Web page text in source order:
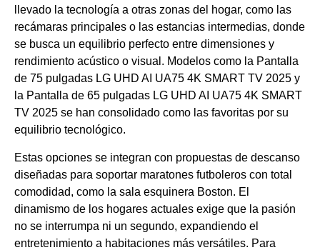
llevado la tecnología a otras zonas del hogar, como las
recámaras principales o las estancias intermedias, donde
se busca un equilibrio perfecto entre dimensiones y
rendimiento acústico o visual. Modelos como la Pantalla
de 75 pulgadas LG UHD AI UA75 4K SMART TV 2025 y
la Pantalla de 65 pulgadas LG UHD AI UA75 4K SMART
TV 2025 se han consolidado como las favoritas por su
equilibrio tecnológico.
Estas opciones se integran con propuestas de descanso
diseñadas para soportar maratones futboleros con total
comodidad, como la sala esquinera Boston. El
dinamismo de los hogares actuales exige que la pasión
no se interrumpa ni un segundo, expandiendo el
entretenimiento a habitaciones más versátiles. Para